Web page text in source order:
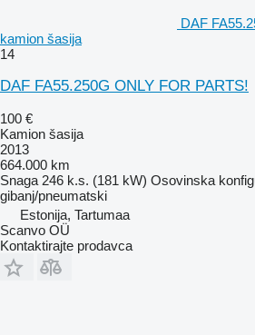
DAF
kamion šasija
14
DAF FA55.250G ONLY FOR PARTS!
100 €
Kamion šasija
2013
664.000 km
Snaga 246 k.s. (181 kW) Osovinska
gibanj/pneumatski
Estonija, Tartumaa
Scanvo OÜ
Kontaktirajte prodavca